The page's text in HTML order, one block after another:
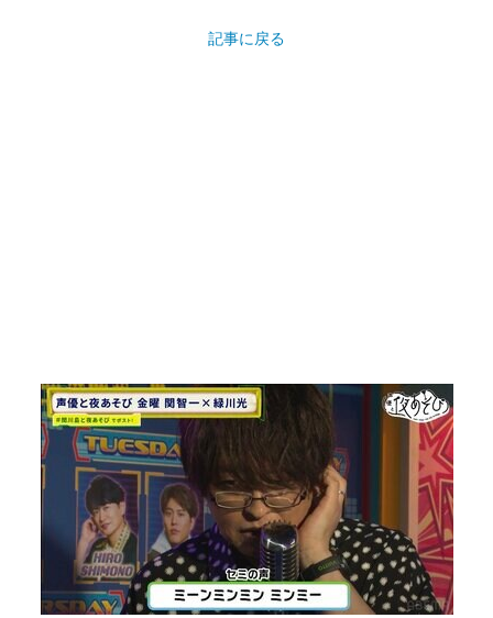
記事に戻る